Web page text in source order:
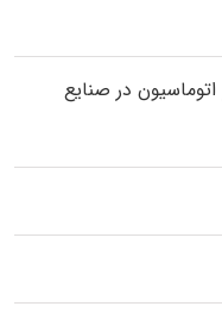
در صنایع